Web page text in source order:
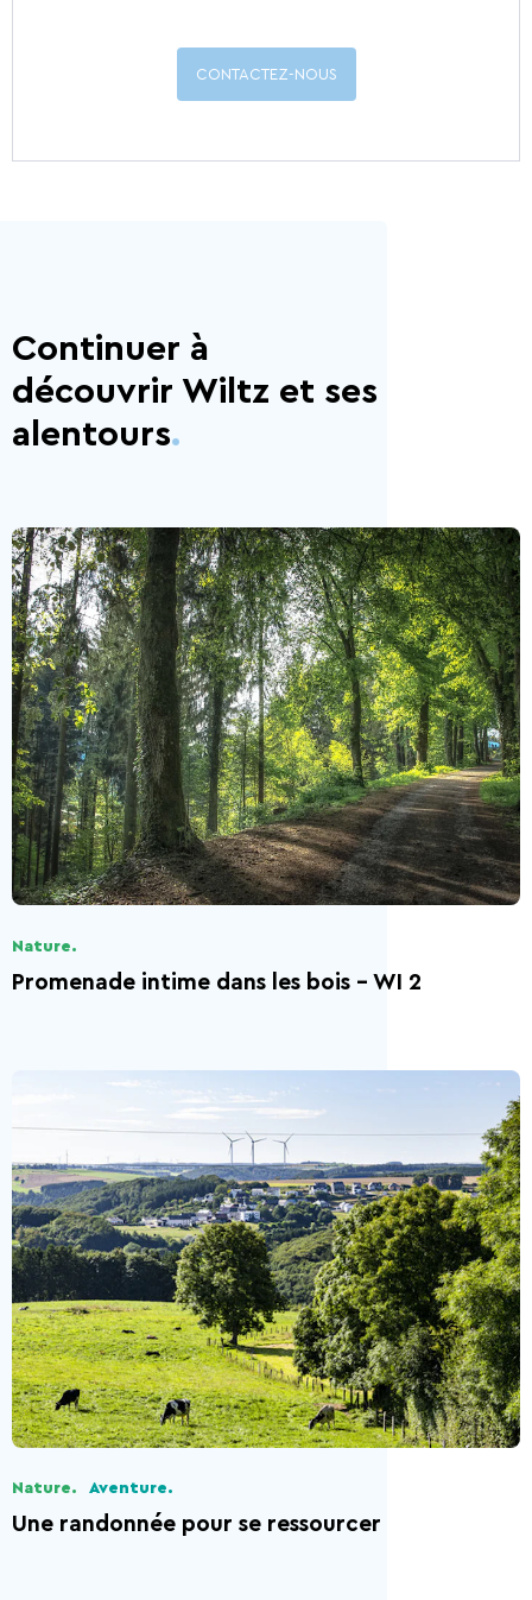
CONTACTEZ-NOUS
Continuer à
découvrir Wiltz et ses
alentours.
Nature.
Promenade intime dans les bois - WI 2
Nature. Aventure.
Une randonnée pour se ressourcer